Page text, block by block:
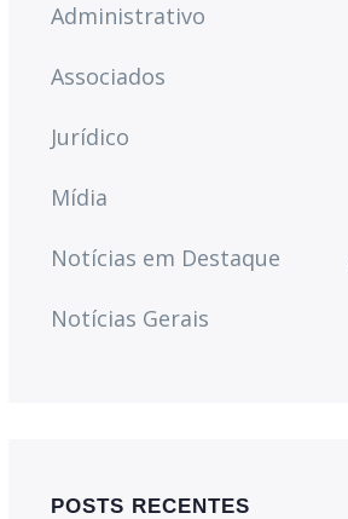
Administrativo
Associados
Jurídico
Mídia
Notícias em Destaque
Notícias Gerais
POSTS RECENTES